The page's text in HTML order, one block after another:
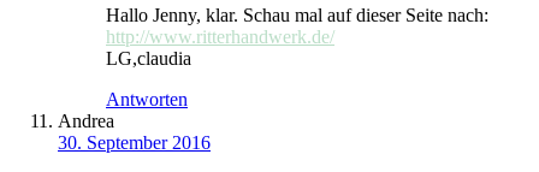
Hallo Jenny, klar. Schau mal auf dieser Seite nach:
http://www.ritterhandwerk.de/
LG,claudia
Antworten
Andrea
30. September 2016